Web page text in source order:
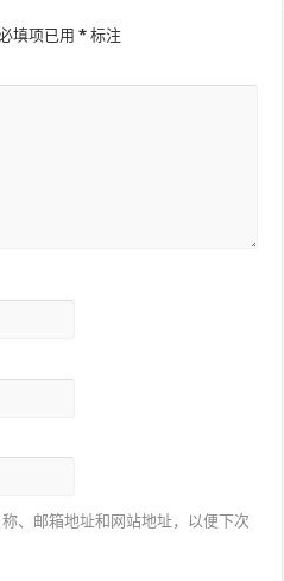
填项已用* 标注
、邮箱地址和网站地址，以便下次